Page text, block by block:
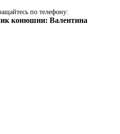
по телефону:
конюшни: Валентина